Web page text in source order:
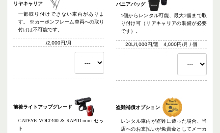
リヤキャリア
一部取り付けできない車両がありま
す。 ※カーボンフレーム車両への取り
付けは不可能です。
/2,000円/月
パニアバッグ
1個からレンタル可能、最大2個まで取
り付け可（リアキャリアの装備が必要
です）。
20L/1,000円/週 4,000円/月 / 個
前後ライトアップグレード
CATEYE VOLT400 & RAPID mini セッ
ト
盗難補償オプション
レンタル車両が盗難に遭った場合、当
店へのお支払いが免責金としてメーカ